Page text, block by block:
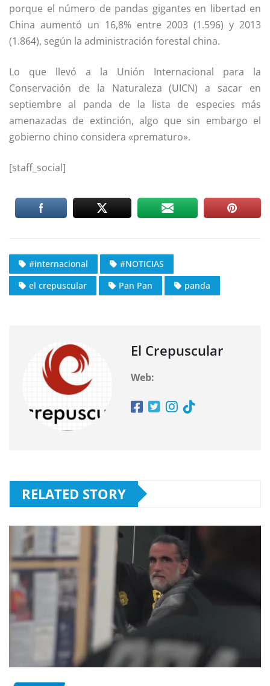
porque el número de pandas gigantes en libertad en
China aumentó un 16,8% entre 2003 (1.596) y 2013
(1.864), según la administración forestal china.
Lo que llevó a la Unión Internacional para la
Conservación de la Naturaleza (UICN) a sacar en
septiembre al panda de la lista de especies más
amenazadas de extinción, algo que sin embargo el
gobierno chino considera «prematuro».
[staff_social]
#internacional
#NOTICIAS
el crepuscular
Pan Pan panda
El Crepuscular
Web:
RELATED STORY